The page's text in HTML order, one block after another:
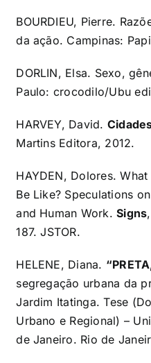
BOURDIEU, Pierre.
da ação. Campinas:
DORLIN, Elsa. Sexo,
Paulo: crocodilo/Ubu
HARVEY, David.
Martins Editora, 2012.
HAYDEN, Dolores.
Be Like? Speculations
and Human Work.Signs
187. JSTOR.
HELENE, Diana.
segregação urbana da
Jardim Itatinga. Tese
Urbano e Regional) –
de Janeiro. Rio de